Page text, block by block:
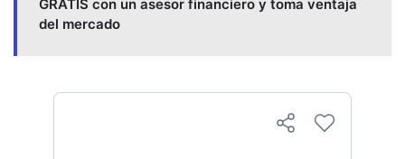
GRATIS con un asesor financiero y toma ventaja
del mercado